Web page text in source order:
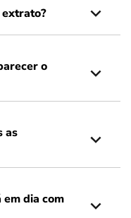
extrato?
o
as
em dia com